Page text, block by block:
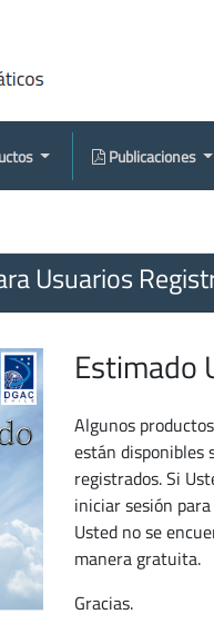
Publicaciones
Usuarios
Estimado
Algunos
están disponibles
registrados. Si
iniciar sesión
Usted no se
manera gratuita.
Gracias.